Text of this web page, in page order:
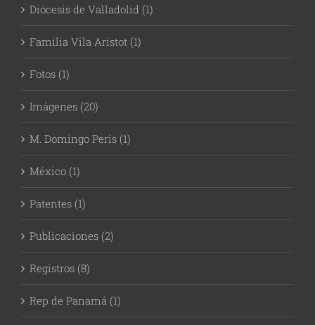
Diócesis de Valladolid (1)
Familia Vila Aristot (1)
Fotos (1)
Imágenes (20)
M. Domingo Peris (1)
México (1)
Patentes (1)
Publicaciones (2)
Registros (8)
Rep de Panamá (1)